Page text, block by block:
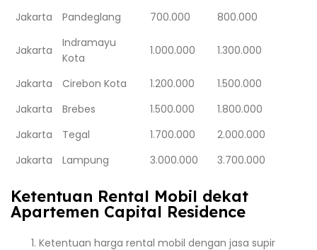
Jakarta
Pandeglang 700.000 800.000
Jakarta
Indramayu
Kota
1.000.000 1.300.000
Jakarta Cirebon Kota 1.200.000
1.500.000
Jakarta
Brebes 1.500.000
1.800.000
Jakarta
Tegal 1.700.000
2.000.000
Jakarta
Lampung 3.000.000 3.700.000
Ketentuan Rental Mobil dekat
Apartemen Capital Residence
Ketentuan harga rental mobil dengan jasa supir